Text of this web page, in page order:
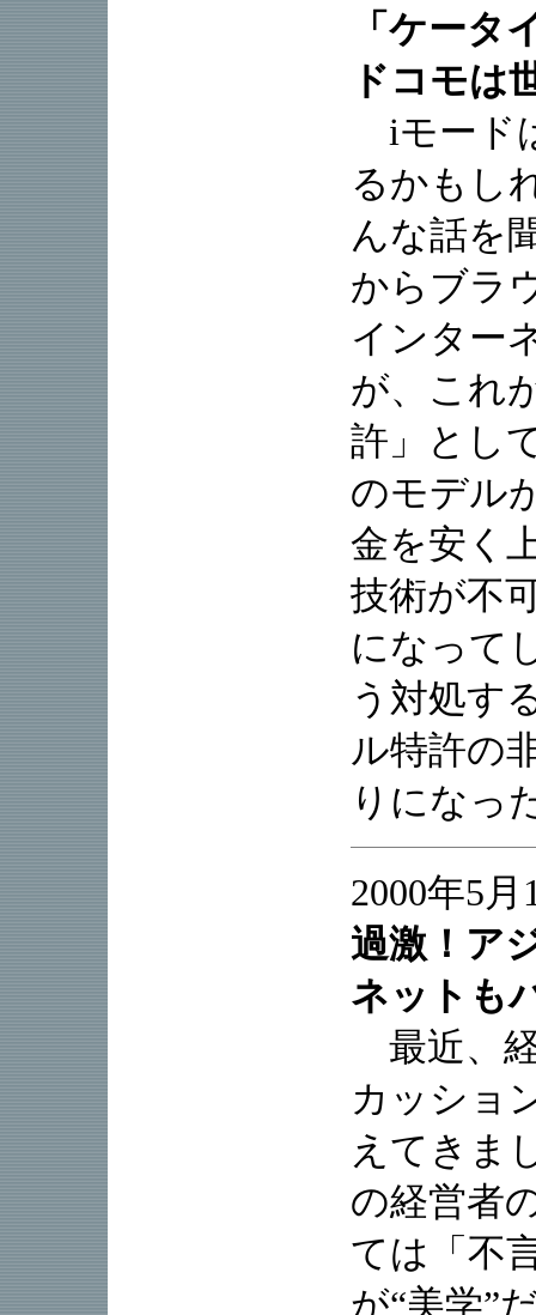
「ケータ
ドコモは
iモード
るかもし
んな話を
からブラ
インター
が、これ
許」とし
のモデル
金を安く
技術が不
になって
う対処す
ル特許の
りになっ
2000年5月
過激！ア
ネットも
最近、
カッショ
えてきま
の経営者
ては「不
が“美学”